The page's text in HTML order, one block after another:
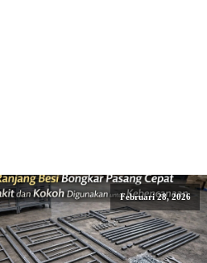
Februari 28, 2026